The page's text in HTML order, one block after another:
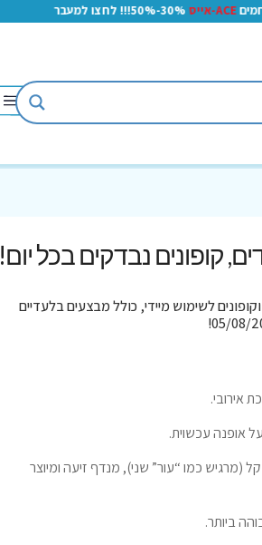
ACE-אייס 30%-50%!!! לחצו למעבר
קופונים נבדקים בכל יום!
לשימוש מיידי, כולל מבצעים בלעדיים
אופנה עכשוית.
(מרגיש כמו “עור” שני), מנדף זיעה ומיוצר
ביותר.